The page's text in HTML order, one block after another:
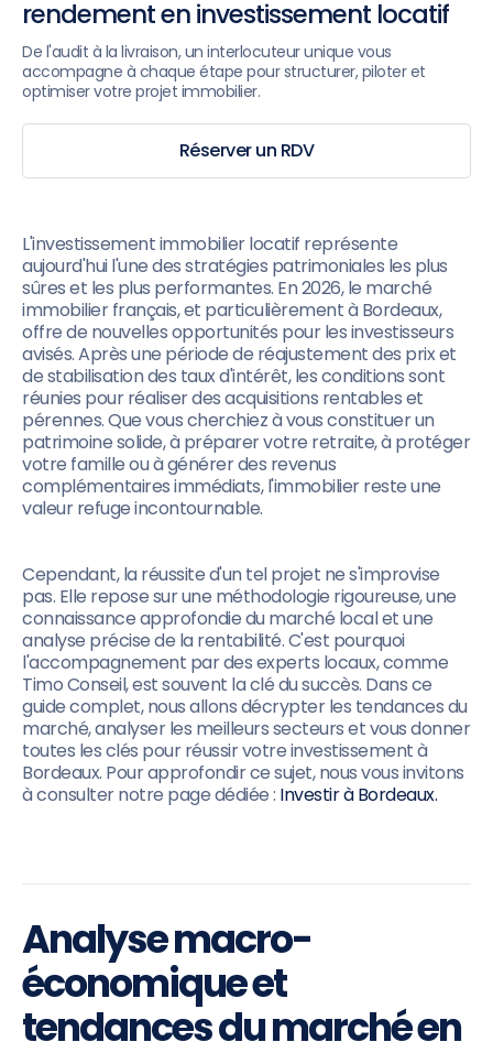
L'investissement immobilier locatif représente
aujourd'hui l'une des stratégies patrimoniales les plus
sûres et les plus performantes. En 2026, le marché
immobilier français, et particulièrement à Bordeaux,
offre de nouvelles opportunités pour les investisseurs
avisés. Après une période de réajustement des prix et
de stabilisation des taux d'intérêt, les conditions sont
réunies pour réaliser des acquisitions rentables et
pérennes. Que vous cherchiez à vous constituer un
patrimoine solide, à préparer votre retraite, à protéger
votre famille ou à générer des revenus
complémentaires immédiats, l'immobilier reste une
valeur refuge incontournable.
Cependant, la réussite d'un tel projet ne s'improvise
pas. Elle repose sur une méthodologie rigoureuse, une
connaissance approfondie du marché local et une
analyse précise de la rentabilité. C'est pourquoi
l'accompagnement par des experts locaux, comme
Timo Conseil, est souvent la clé du succès. Dans ce
guide complet, nous allons décrypter les tendances du
marché, analyser les meilleurs secteurs et vous donner
toutes les clés pour réussir votre investissement à
Bordeaux. Pour approfondir ce sujet, nous vous invitons
à consulter notre page dédiée : Investir à Bordeaux.
Analyse macro-
économique et
tendances du marché en
rendement en investissement locatif
De l'audit à la livraison, un interlocuteur unique vous
accompagne à chaque étape pour structurer, piloter et
optimiser votre projet immobilier.
Réserver un RDV